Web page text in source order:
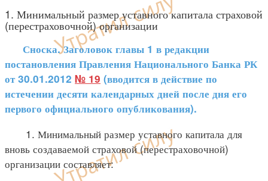
1. Минимальный размер уставного капитала страховой
(перестраховочной) организации
Сноска. Заголовок главы 1 в редакции
постановления Правления Национального Банка РК
от 30.01.2012 № 19 (вводится в действие по
истечении десяти календарных дней после дня его
первого официального опубликования).
1. Минимальный размер уставного капитала для
вновь создаваемой страховой (перестраховочной)
организации составляет: